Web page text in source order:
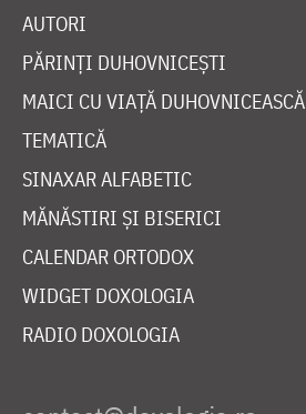
AUTORI
PĂRINȚI DUHOVNICEȘTI
MAICI CU VIAȚĂ DUHOVNICEASCĂ
TEMATICĂ
SINAXAR ALFABETIC
MĂNĂSTIRI ȘI BISERICI
CALENDAR ORTODOX
WIDGET DOXOLOGIA
RADIO DOXOLOGIA